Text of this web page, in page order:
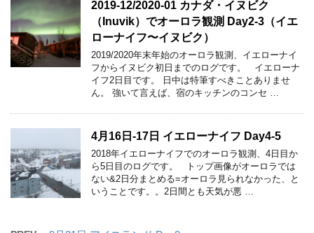
2019-12/2020-01 カナダ・イヌビク
（Inuvik）でオーロラ観測 Day2-3（イエ
ローナイフ〜イヌビク）
2019/2020年末年始のオーロラ観測、イエローナイ
フからイヌビク初日までのログです。 イエローナ
イフ2日目です。 日中は特筆すべきことありませ
ん。 強いて言えば、宿のキッチンのコンセ …
4月16日-17日 イエローナイフ Day4-5
2018年イエローナイフでのオーロラ観測、4日目か
ら5日目のログです。 トップ画像がオーロラでは
ない&2日分まとめる=オーロラ見られなかった、と
いうことです。。2日間とも天気が悪 …